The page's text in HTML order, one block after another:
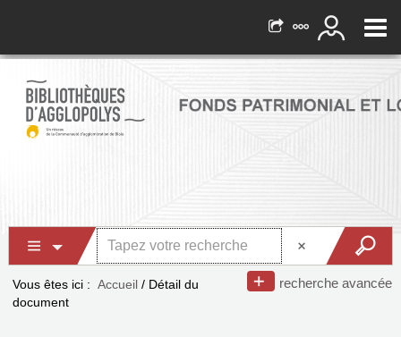
recherche avancée
Vous êtes ici : Accueil / Détail du
document